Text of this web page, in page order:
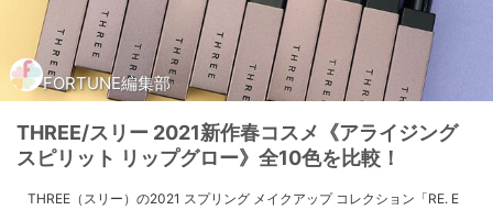
FORTUNE編集部
THREE/スリー 2021新作春コスメ《アライジング
スピリット リップグロー》全10色を比較！
THREE（スリー）の2021 スプリング メイクアップ コレクション「RE. E